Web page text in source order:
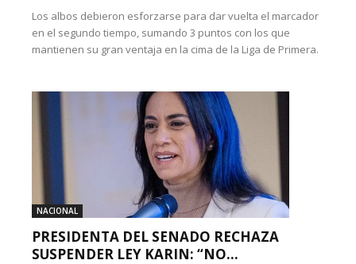
Los albos debieron esforzarse para dar vuelta el marcador
en el segundo tiempo, sumando 3 puntos con los que
mantienen su gran ventaja en la cima de la Liga de Primera.
NACIONAL
PRESIDENTA DEL SENADO RECHAZA
SUSPENDER LEY KARIN: “NO...